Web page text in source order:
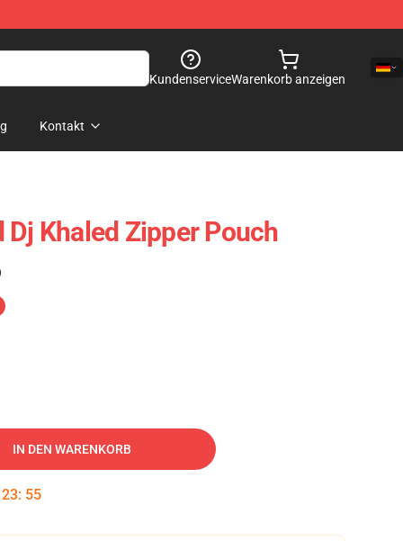
KundenserviceWarenkorb anzeigen
Kontakt
Dj Khaled Zipper Pouch
IN DEN WARENKORB
23: 54